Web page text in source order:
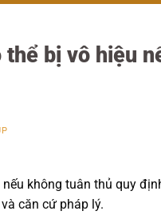
bị vô hiệu
không tuân thủ quy
căn cứ pháp lý.